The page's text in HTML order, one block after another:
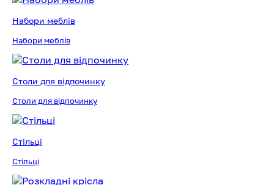
Набори меблів
Набори меблів
Столи для відпочинку
Столи для відпочинку
Стільці
Стільці